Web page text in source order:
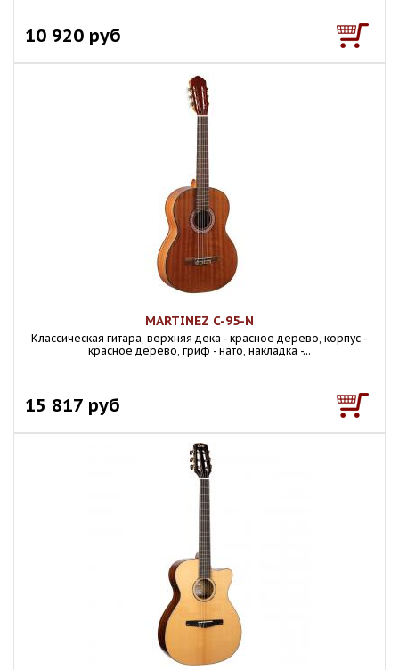
10 920 руб
MARTINEZ C-95-N
Классическая гитара, верхняя дека - красное дерево, корпус -
красное дерево, гриф - нато, накладка -...
15 817 руб